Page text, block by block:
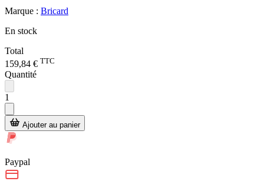
Marque : Bricard
En stock
Total
159,84 € TTC
Quantité
1
Ajouter au panier
Paypal